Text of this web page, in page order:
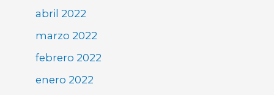
abril 2022
marzo 2022
febrero 2022
enero 2022